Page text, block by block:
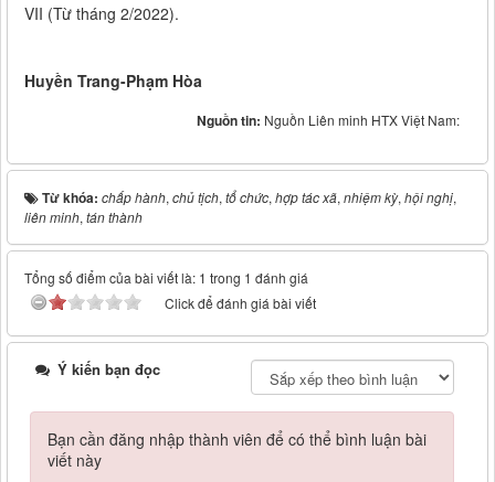
VII (Từ tháng 2/2022).
Huyền Trang-Phạm Hòa
Nguồn tin: Nguồn Liên minh HTX Việt Nam:
Từ khóa: chấp hành, chủ tịch, tổ chức, hợp tác xã, nhiệm kỳ, hội nghị,
liên minh, tán thành
Tổng số điểm của bài viết là: 1 trong 1 đánh giá
Click để đánh giá bài viết
Ý kiến bạn đọc
Bạn cần đăng nhập thành viên để có thể bình luận bài
viết này